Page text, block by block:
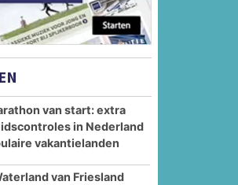
van start: extra
in Nederland
vakantielanden
van Friesland